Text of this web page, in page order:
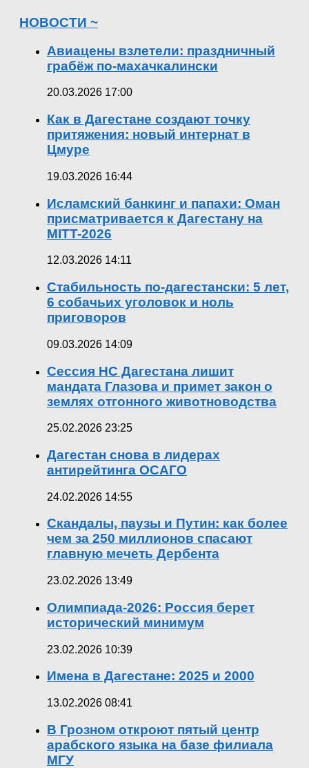
НОВОСТИ ~
Авиацены взлетели: праздничный
грабёж по-махачкалински
20.03.2026 17:00
Как в Дагестане создают точку
притяжения: новый интернат в
Цмуре
19.03.2026 16:44
Исламский банкинг и папахи: Оман
присматривается к Дагестану на
MITT-2026
12.03.2026 14:11
Стабильность по-дагестански: 5 лет,
6 собачьих уголовок и ноль
приговоров
09.03.2026 14:09
Сессия НС Дагестана лишит
мандата Глазова и примет закон о
землях отгонного животноводства
25.02.2026 23:25
Дагестан снова в лидерах
антирейтинга ОСАГО
24.02.2026 14:55
Скандалы, паузы и Путин: как более
чем за 250 миллионов спасают
главную мечеть Дербента
23.02.2026 13:49
Олимпиада-2026: Россия берет
исторический минимум
23.02.2026 10:39
Имена в Дагестане: 2025 и 2000
13.02.2026 08:41
В Грозном откроют пятый центр
арабского языка на базе филиала
МГУ